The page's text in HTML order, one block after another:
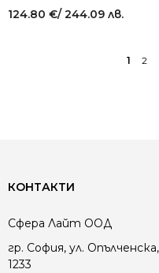
124.80 €/ 244.09 лв.
1 2
КОНТАКТИ
Сфера Лайт ООД
гр. София, ул.
1233